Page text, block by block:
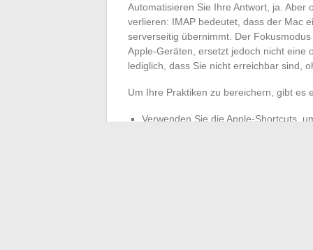
Automatisieren Sie Ihre Antwort, ja. Aber
verlieren: IMAP bedeutet, dass der Mac
serverseitig übernimmt. Der
Apple-Geräten, ersetzt jedoch nicht eine
lediglich, dass Sie nicht erreichbar sind,
Um Ihre Praktiken zu bereichern, gibt es
Verwenden Sie die Apple-Shortcuts,